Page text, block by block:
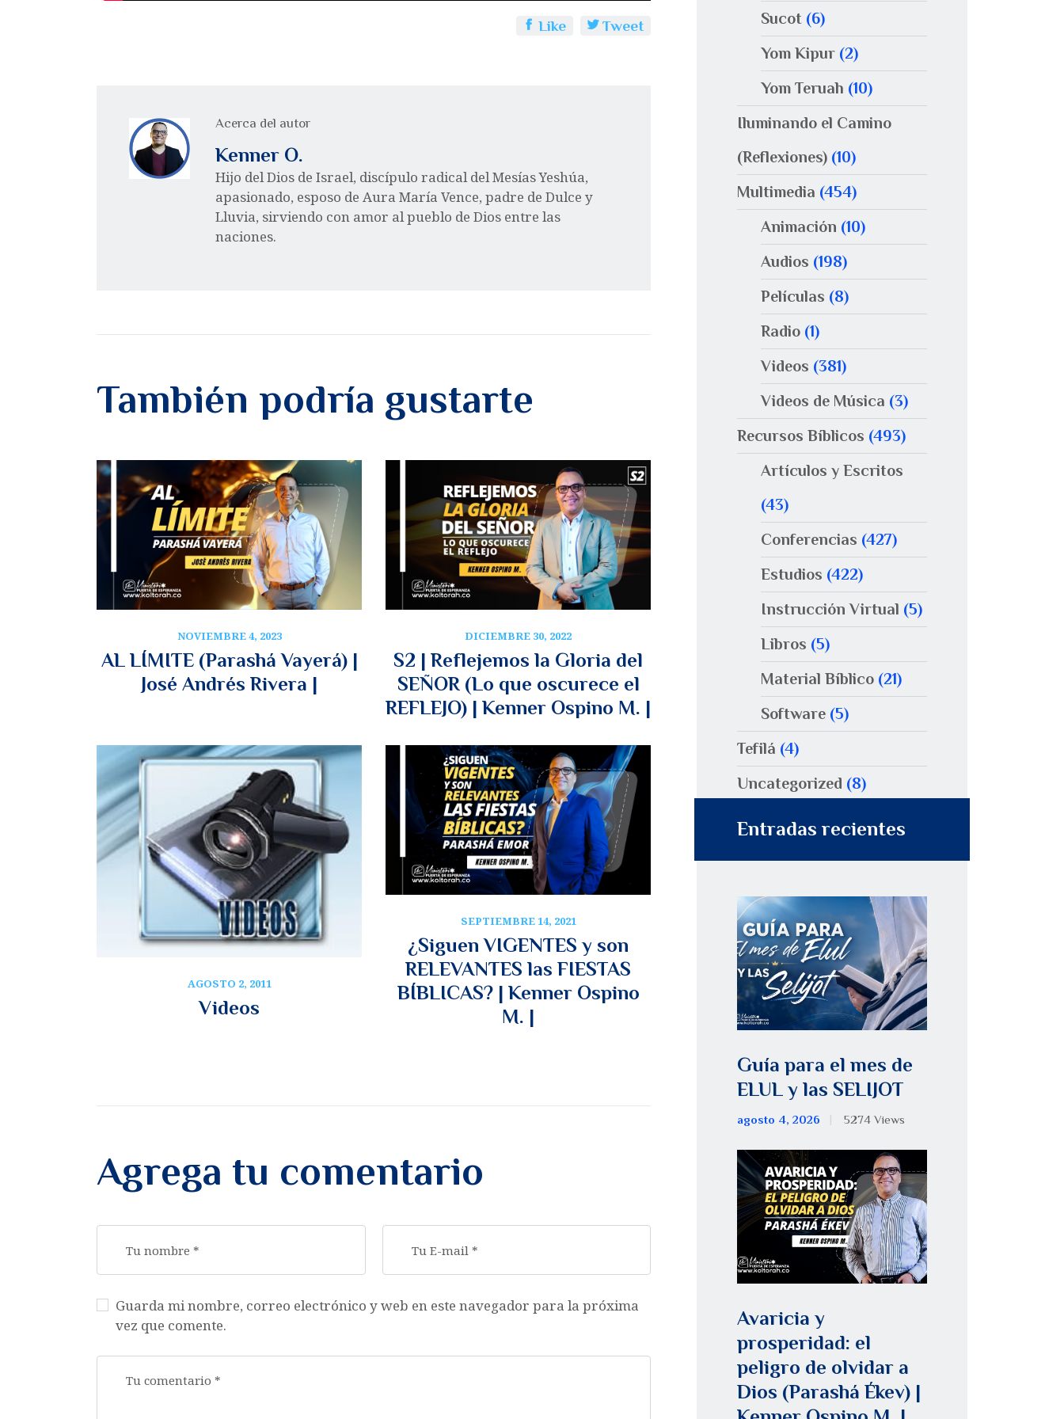
Like Tweet
Acerca del autor
Kenner O.
Hijo del Dios de Israel, discípulo radical del Mesías Yeshúa,
apasionado, esposo de Aura María Vence, padre de Dulce y
Lluvia, sirviendo con amor al pueblo de Dios entre las
naciones.
También podría gustarte
NOVIEMBRE 4, 2023
AL LÍMITE (Parashá Vayerá) |
José Andrés Rivera |
DICIEMBRE 30, 2022
S2 | Reflejemos la Gloria del
SEÑOR (Lo que oscurece el
REFLEJO) | Kenner Ospino M. |
AGOSTO 2, 2011
Videos
SEPTIEMBRE 14, 2021
¿Siguen VIGENTES y son
RELEVANTES las FIESTAS
BÍBLICAS? | Kenner Ospino
M. |
Agrega tu comentario
Guarda mi nombre, correo electrónico y web en este navegador para la próxima
vez que comente.
Sucot (6)
Yom Kipur (2)
Yom Teruah (10)
Iluminando el Camino
(Reflexiones) (10)
Multimedia (454)
Animación (10)
Audios (198)
Películas (8)
Radio (1)
Videos (381)
Videos de Música (3)
Recursos Bíblicos (493)
Artículos y Escritos
(43)
Conferencias (427)
Estudios (422)
Instrucción Virtual (5)
Libros (5)
Material Bíblico (21)
Software (5)
Tefilá (4)
Uncategorized (8)
Entradas recientes
Guía para el mes de
ELUL y las SELIJOT
agosto 4, 2026 5274 Views
Avaricia y
prosperidad: el
peligro de olvidar a
Dios (Parashá Ékev) |